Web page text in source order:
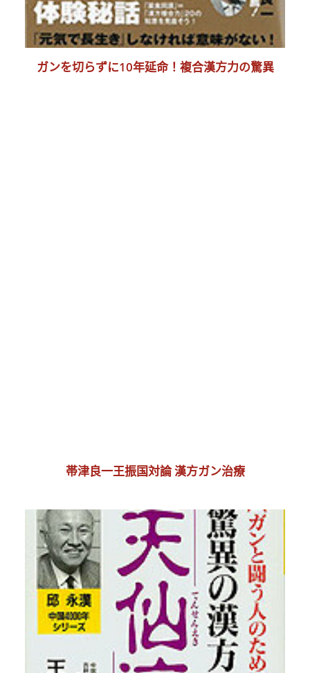
ガンを切らずに10年延命！複合漢方力の驚異
帯津良一王振国対論 漢方ガン治療